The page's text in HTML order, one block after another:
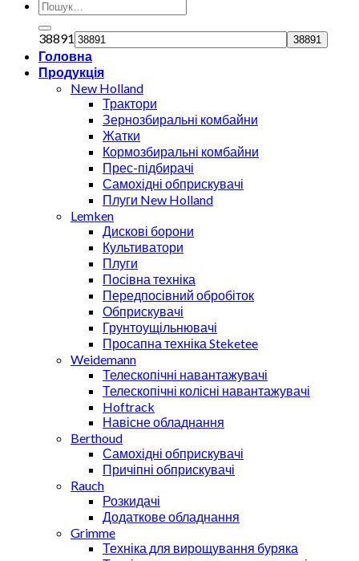
38891
Головна
Продукція
New Holland
Трактори
Зернозбиральні комбайни
Жатки
Кормозбиральні комбайни
Прес-підбирачі
Самохідні обприскувачі
Плуги New Holland
Lemken
Дискові борони
Культиватори
Плуги
Посівна техніка
Передпосівний обробіток
Обприскувачі
Грунтоущільнювачі
Просапна техніка Steketee
Weidemann
Телескопічні навантажувачі
Телескопічні колісні навантажувачі
Hoftrack
Навісне обладнання
Berthoud
Самохідні обприскувачі
Причіпні обприскувачі
Rauch
Розкидачі
Додаткове обладнання
Grimme
Техніка для вирощування буряка